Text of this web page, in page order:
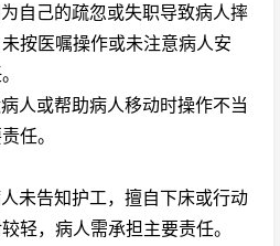
自己的疏忽或失职导致病人摔
按医嘱操作或未注意病人安
人或帮助病人移动时操作不当
任。
未告知护工，擅自下床或行动
轻，病人需承担主要责任。